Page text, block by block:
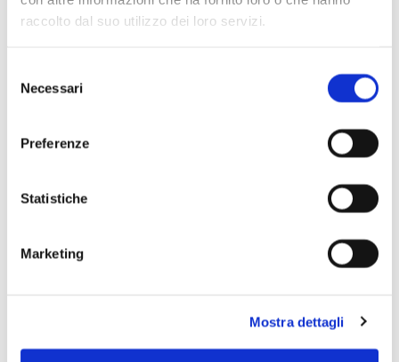
raccolto dal suo utilizzo dei loro servizi.
delNecessari
Preferenze
Statistiche
Marketing
Mostra dettagli